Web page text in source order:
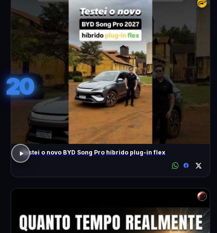
20
Testei o novo BYD Song Pro híbrido plug-in flex